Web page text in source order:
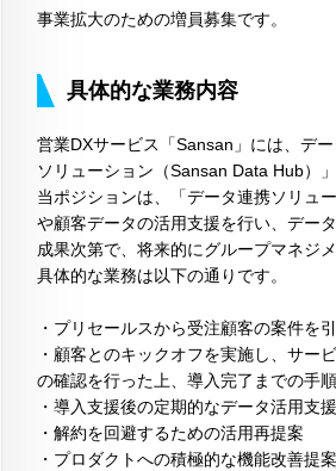
事業拡大のための増員募集です。
具体的な業務内容
営業DXサービス「Sansan」には、デ
ソリューション（Sansan Data Hub）
当ポジションは、「データ連携ソリュ
や顧客データの活用支援を行い、デー
成果次第で、将来的にグループマネジ
具体的な業務は以下の通りです。
・プリセールスから受注顧客の案件を
・顧客とのキックオフを実施し、サー
の確認を行った上、導入完了までの手
・導入支援後の定期的なデータ活用支援
・解約を回避するための活用再提案
・プロダクトへの積極的な機能改善提